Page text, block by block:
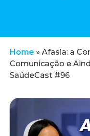
Home » Afasia: a
Comunicação e
SaúdeCast #96